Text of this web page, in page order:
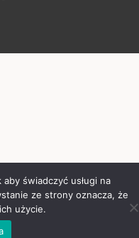
świadczyć usługi na
ze strony oznacza, że
użycie.